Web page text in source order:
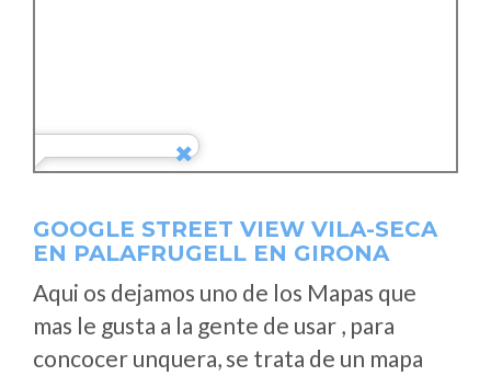
GOOGLE STREET VIEW VILA-SECA
EN PALAFRUGELL EN GIRONA
Aqui os dejamos uno de los Mapas que
mas le gusta a la gente de usar , para
concocer unquera, se trata de un mapa